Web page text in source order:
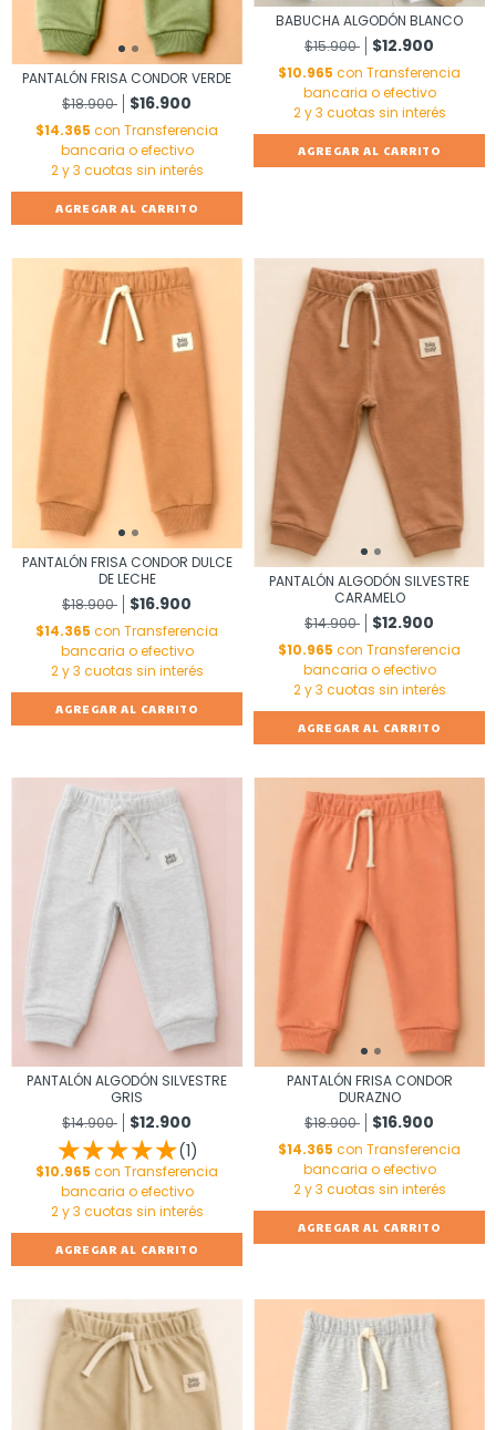
PANTALÓN FRISA CONDOR VERDE
$18.900
$16.900
$14.365 con Transferencia
bancaria o efectivo
AGREGAR AL CARRITO
BABUCHA ALGODÓN BLANCO
$15.900
$12.900
$10.965 con Transferencia
bancaria o efectivo
AGREGAR AL CARRITO
PANTALÓN FRISA CONDOR DULCE
DE LECHE
$18.900
$16.900
$14.365 con Transferencia
bancaria o efectivo
AGREGAR AL CARRITO
PANTALÓN ALGODÓN SILVESTRE
CARAMELO
$14.900
$12.900
$10.965 con Transferencia
bancaria o efectivo
AGREGAR AL CARRITO
PANTALÓN ALGODÓN SILVESTRE
GRIS
$14.900
$12.900
(1)
$10.965 con Transferencia
bancaria o efectivo
AGREGAR AL CARRITO
PANTALÓN FRISA CONDOR
DURAZNO
$18.900
$16.900
$14.365 con Transferencia
bancaria o efectivo
AGREGAR AL CARRITO